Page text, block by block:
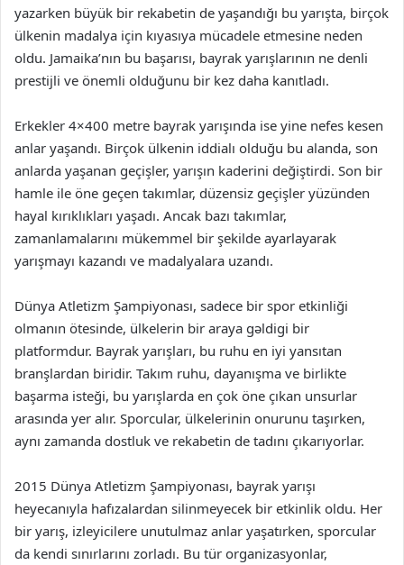
yazarken büyük bir rekabetin de yaşandığı bu yarışta, birçok
ülkenin madalya için kıyasıya mücadele etmesine neden
oldu. Jamaika’nın bu başarısı, bayrak yarışlarının ne denli
prestijli ve önemli olduğunu bir kez daha kanıtladı.
Erkekler 4×400 metre bayrak yarışında ise yine nefes kesen
anlar yaşandı. Birçok ülkenin iddialı olduğu bu alanda, son
anlarda yaşanan geçişler, yarışın kaderini değiştirdi. Son bir
hamle ile öne geçen takımlar, düzensiz geçişler yüzünden
hayal kırıklıkları yaşadı. Ancak bazı takımlar,
zamanlamalarını mükemmel bir şekilde ayarlayarak
yarışmayı kazandı ve madalyalara uzandı.
Dünya Atletizm Şampiyonası, sadece bir spor etkinliği
olmanın ötesinde, ülkelerin bir araya gəldigi bir
platformdur. Bayrak yarışları, bu ruhu en iyi yansıtan
branşlardan biridir. Takım ruhu, dayanışma ve birlikte
başarma isteği, bu yarışlarda en çok öne çıkan unsurlar
arasında yer alır. Sporcular, ülkelerinin onurunu taşırken,
aynı zamanda dostluk ve rekabetin de tadını çıkarıyorlar.
2015 Dünya Atletizm Şampiyonası, bayrak yarışı
heyecanıyla hafızalardan silinmeyecek bir etkinlik oldu. Her
bir yarış, izleyicilere unutulmaz anlar yaşatırken, sporcular
da kendi sınırlarını zorladı. Bu tür organizasyonlar,